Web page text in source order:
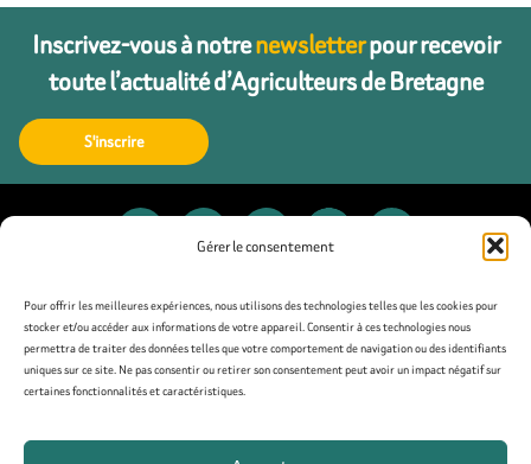
Gérer le consentement
Pour offrir les meilleures expériences, nous utilisons des technologies telles que les cookies pour
stocker et/ou accéder aux informations de votre appareil. Consentir à ces technologies nous
permettra de traiter des données telles que votre comportement de navigation ou des identifiants
uniques sur ce site. Ne pas consentir ou retirer son consentement peut avoir un impact négatif sur
certaines fonctionnalités et caractéristiques.
Inscrivez-vous à notrenewsletterpour recevoir
toute l’actualité d’Agriculteurs de Bretagne
S'inscrire
Contact
Presse